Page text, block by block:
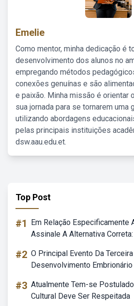
Emelie
Como mentor, minha dedicação é
desenvolvimento dos alunos no
empregando métodos
conexões genuínas e são
e paixão. Minha missão é orientar
sua jornada para se tornarem uma
utilizando abordagens
pelas principais instituições
dsw.aau.edu.et.
Top Post
#1
Em Relação Especificamente
Assinale A Alternativa Correta:
#2 O Principal Evento Da
Desenvolvimento Embrionário
#3 Atualmente Tem-se
Cultural Deve Ser Respeitada